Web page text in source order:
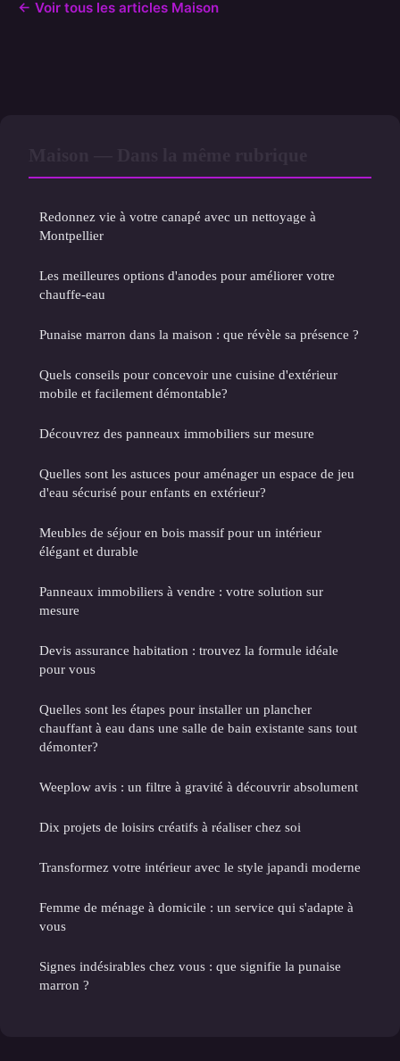
← Voir tous les articles Maison
Redonnez vie à votre canapé avec un nettoyage à
Montpellier
Les meilleures options d'anodes pour améliorer votre
chauffe-eau
Punaise marron dans la maison : que révèle sa présence ?
Quels conseils pour concevoir une cuisine d'extérieur
mobile et facilement démontable?
Découvrez des panneaux immobiliers sur mesure
Quelles sont les astuces pour aménager un espace de jeu
d'eau sécurisé pour enfants en extérieur?
Meubles de séjour en bois massif pour un intérieur
élégant et durable
Panneaux immobiliers à vendre : votre solution sur
mesure
Devis assurance habitation : trouvez la formule idéale
pour vous
Quelles sont les étapes pour installer un plancher
chauffant à eau dans une salle de bain existante sans tout
démonter?
Weeplow avis : un filtre à gravité à découvrir absolument
Dix projets de loisirs créatifs à réaliser chez soi
Transformez votre intérieur avec le style japandi moderne
Femme de ménage à domicile : un service qui s'adapte à
vous
Signes indésirables chez vous : que signifie la punaise
marron ?